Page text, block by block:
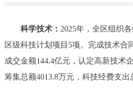
科学技术： 2025年，全区组织
区级科技计划项目5项。完成技术合
成交金额144.4亿元，认定高新技术
筹集总额4013.8万元，科技经费支出